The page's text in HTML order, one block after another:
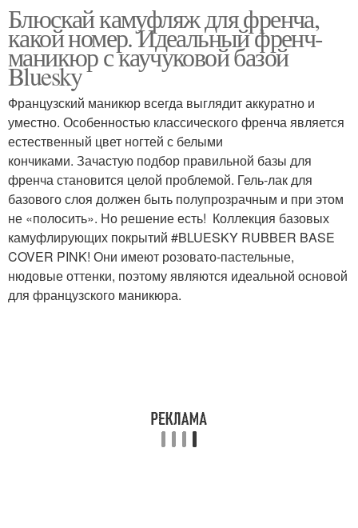
Блюскай камуфляж для френча,
какой номер. Идеальный френч-
маникюр с каучуковой базой
Bluesky
Французский маникюр всегда выглядит аккуратно и
уместно. Особенностью классического френча является
естественный цвет ногтей с белыми
кончиками. Зачастую подбор правильной базы для
френча становится целой проблемой. Гель-лак для
базового слоя должен быть полупрозрачным и при этом
не «полосить». Но решение есть! Коллекция базовых
камуфлирующих покрытий #BLUESKY RUBBER BASE
COVER PINK! Они имеют розовато-пастельные,
нюдовые оттенки, поэтому являются идеальной основой
для французского маникюра.